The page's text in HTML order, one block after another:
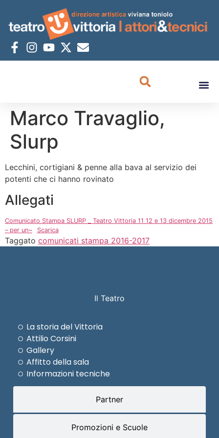
Marco Travaglio,
Slurp
Lecchini, cortigiani & penne alla bava al servizio dei
potenti che ci hanno rovinato
Allegati
Comunicato Stampa SLURP _ Teatro Vittoria 11 12 e 13 dicembre 2015
– per un~
Scarica
Taggato comunicati stampa 2016-2017
Il Teatro
Partner
Promozioni e Scuole
La storia del Vittoria
Attilio Corsini
Gallery
Affitto della sala
Informazioni tecniche